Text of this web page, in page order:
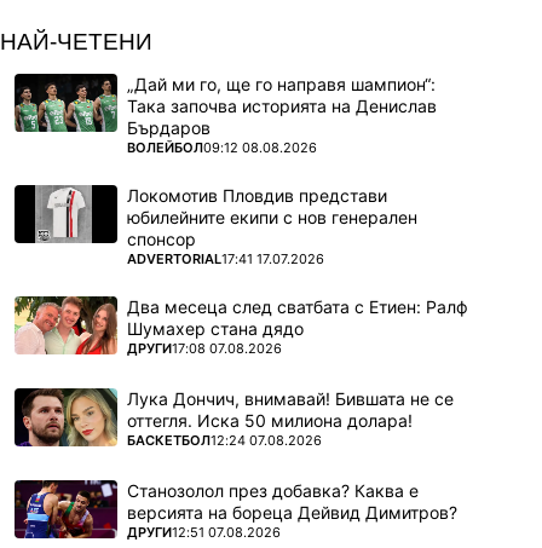
НАЙ-ЧЕТЕНИ
„Дай ми го, ще го направя шампион“:
Така започва историята на Денислав
Бърдаров
ПОВЕЧЕ ОТ
ВОЛЕЙБОЛ09:12 08.08.2026
Локомотив Пловдив представи
юбилейните екипи с нов генерален
спонсор
ПОВЕЧЕ ОТ
ADVERTORIAL17:41 17.07.2026
Два месеца след сватбата с Етиен: Ралф
Шумахер стана дядо
ПОВЕЧЕ ОТ
ДРУГИ17:08 07.08.2026
Лука Дончич, внимавай! Бившата не се
оттегля. Иска 50 милиона долара!
ПОВЕЧЕ ОТ
БАСКЕТБОЛ12:24 07.08.2026
Станозолол през добавка? Каква е
версията на бореца Дейвид Димитров?
ПОВЕЧЕ ОТ
ДРУГИ12:51 07.08.2026